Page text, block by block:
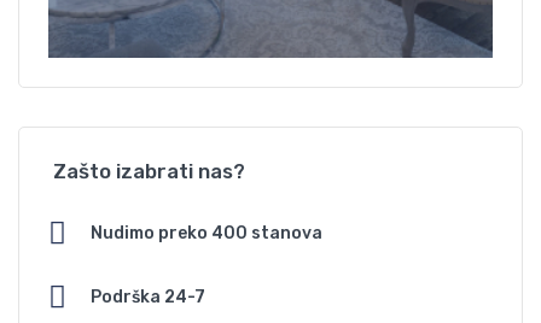
Zašto izabrati nas?
Nudimo preko 400 stanova
Podrška 24-7